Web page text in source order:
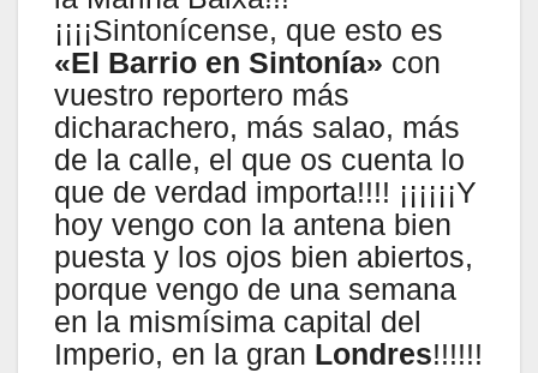
¡¡¡¡Sintonícense, que esto es
«El Barrio en Sintonía» con
vuestro reportero más
dicharachero, más salao, más
de la calle, el que os cuenta lo
que de verdad importa!!!! ¡¡¡¡¡¡Y
hoy vengo con la antena bien
puesta y los ojos bien abiertos,
porque vengo de una semana
en la mismísima capital del
Imperio, en la gran Londres!!!!!!